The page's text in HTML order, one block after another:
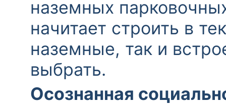
наземных
начитает строить в
наземные, так и
выбрать.
Осознанная